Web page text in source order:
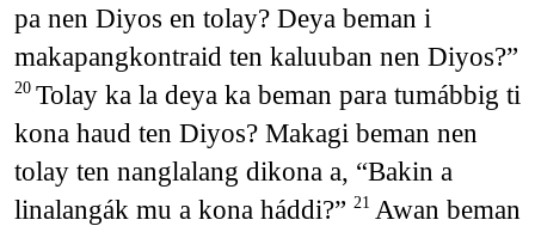
pa nen Diyos en tolay? Deya beman i
makapangkontraid ten kaluuban nen Diyos?”
20 Tolay ka la deya ka beman para tumábbig ti
kona haud ten Diyos? Makagi beman nen
tolay ten nanglalang dikona a, “Bakin a
linalangák mu a kona háddi?” 21 Awan beman